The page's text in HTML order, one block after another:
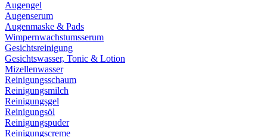
Augengel
Augenserum
Augenmaske & Pads
Wimpernwachstumsserum
Gesichtsreinigung
Gesichtswasser, Tonic & Lotion
Mizellenwasser
Reinigungsschaum
Reinigungsmilch
Reinigungsgel
Reinigungsöl
Reinigungspuder
Reinigungscreme